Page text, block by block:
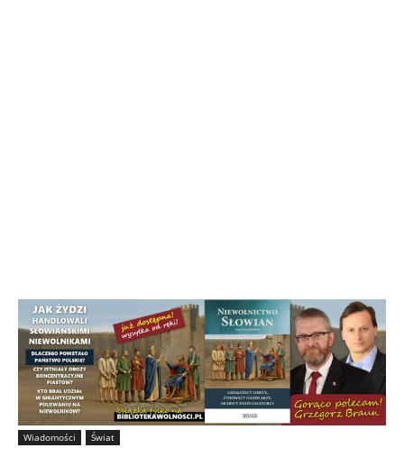
Wiadomości Świat